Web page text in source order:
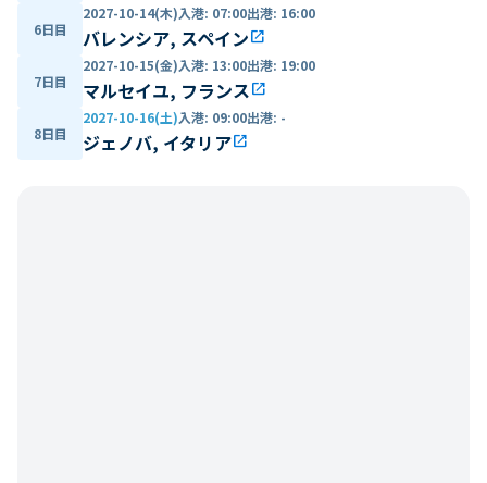
6日目
2027-10-14(木)入港: 07:00出港: 16:00
バレンシア, スペインopen_in_new
7日目
2027-10-15(金)入港: 13:00出港: 19:00
マルセイユ, フランスopen_in_new
8日目
2027-10-16(土)入港: 09:00出港: -
ジェノバ, イタリアopen_in_new